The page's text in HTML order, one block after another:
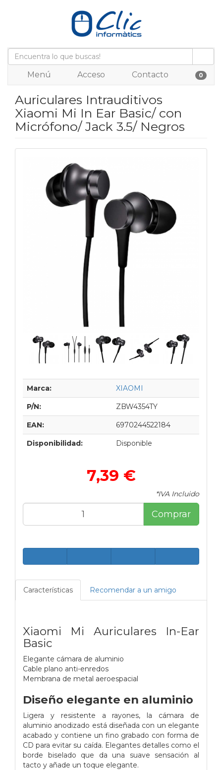
Menú Acceso Contacto 0
Auriculares Intrauditivos
Xiaomi Mi In Ear Basic/ con
Micrófono/ Jack 3.5/ Negros
Marca: XIAOMI
P/N: ZBW4354TY
EAN: 6970244522184
Disponibilidad: Disponible
7,39 €
*IVA Incluido
Comprar
Características Recomendar a un amigo
Xiaomi Mi Auriculares In-Ear
Basic
Elegante cámara de aluminio
Cable plano anti-enredos
Membrana de metal aeroespacial
Diseño elegante en aluminio
Ligera y resistente a rayones, la cámara de
aluminio anodizado está diseñada con un elegante
acabado y contiene un fino grabado con forma de
CD para evitar su caída. Elegantes detalles como el
borde biselado que da una suave sensación al
tacto y añade un toque elegante.